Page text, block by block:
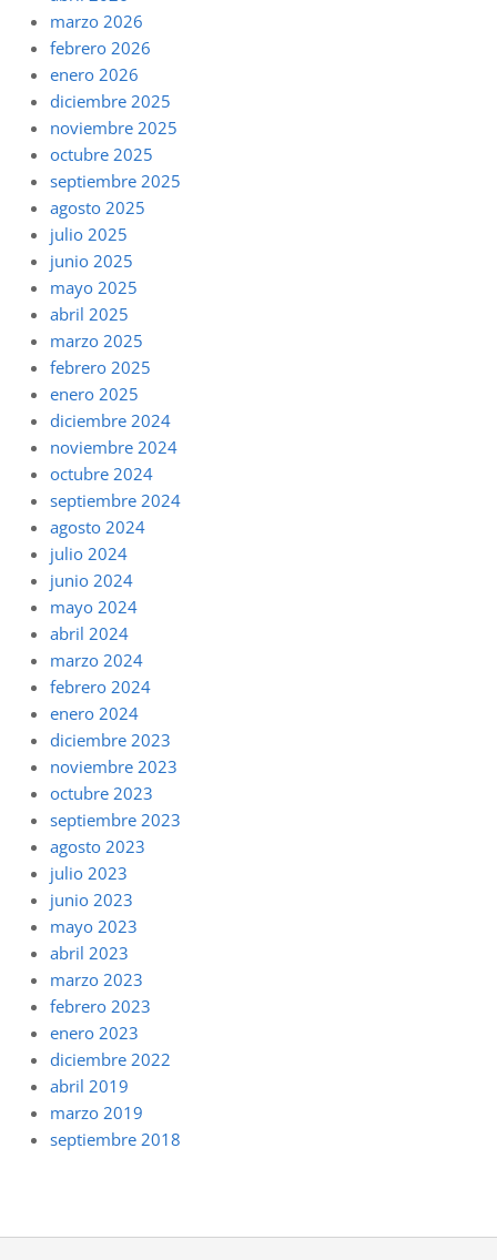
marzo 2026
febrero 2026
enero 2026
diciembre 2025
noviembre 2025
octubre 2025
septiembre 2025
agosto 2025
julio 2025
junio 2025
mayo 2025
abril 2025
marzo 2025
febrero 2025
enero 2025
diciembre 2024
noviembre 2024
octubre 2024
septiembre 2024
agosto 2024
julio 2024
junio 2024
mayo 2024
abril 2024
marzo 2024
febrero 2024
enero 2024
diciembre 2023
noviembre 2023
octubre 2023
septiembre 2023
agosto 2023
julio 2023
junio 2023
mayo 2023
abril 2023
marzo 2023
febrero 2023
enero 2023
diciembre 2022
abril 2019
marzo 2019
septiembre 2018